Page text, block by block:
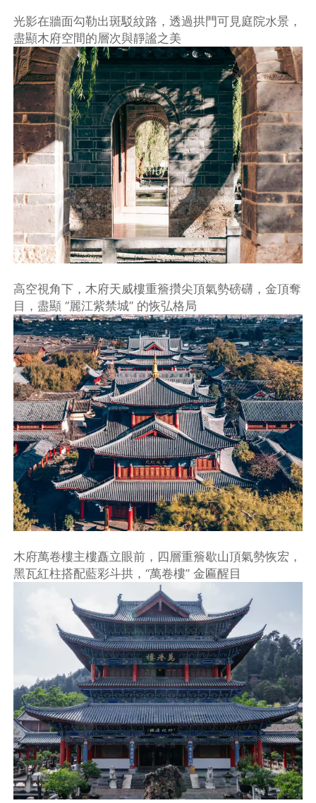
光影在牆面勾勒出斑駁紋路，透過拱門可見庭院水景，
盡顯木府空間的層次與靜謐之美
高空視角下，木府天威樓重簷攢尖頂氣勢磅礴，金頂奪
目，盡顯 “麗江紫禁城” 的恢弘格局
木府萬卷樓主樓矗立眼前，四層重簷歇山頂氣勢恢宏，
黑瓦紅柱搭配藍彩斗拱，“萬卷樓” 金匾醒目